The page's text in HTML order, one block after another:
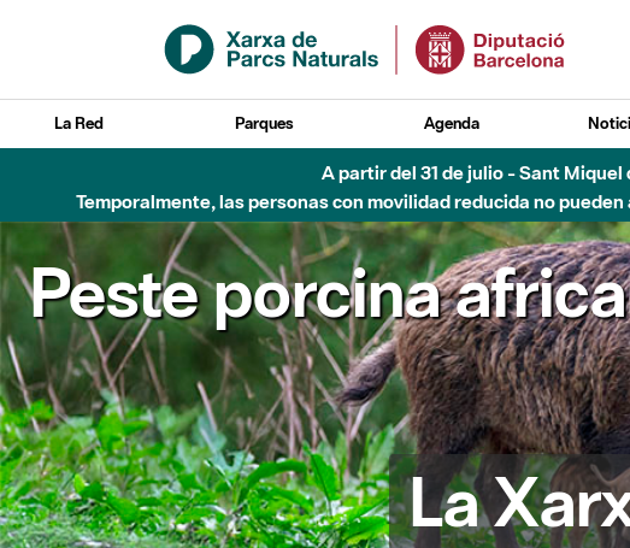
Saltar al contenido principal
La Red Parques Agenda
A partir del 31 de julio - Sant
Temporalmente, las personas con movilidad reducida no
Peste porcina
La